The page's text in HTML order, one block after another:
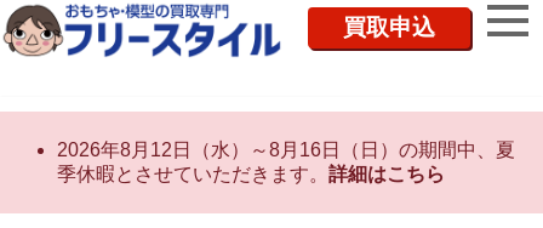
買取申込
2026年8月12日（水）～8月16日（日）の期間中、夏
季休暇とさせていただきます。 詳細はこちら